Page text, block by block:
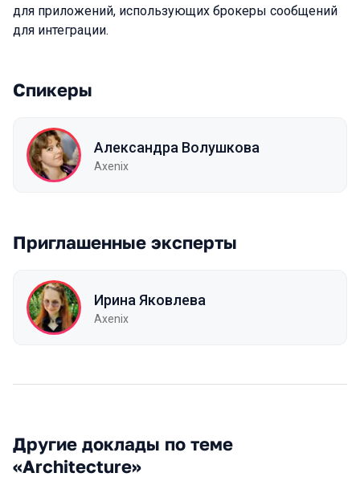
для приложений, использующих брокеры сообщений
для интеграции.
Спикеры
Александра Волушкова
Axenix
Приглашенные эксперты
Ирина Яковлева
Axenix
Другие доклады по теме
«Architecture»